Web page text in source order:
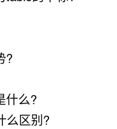
?
什么?
么区别?